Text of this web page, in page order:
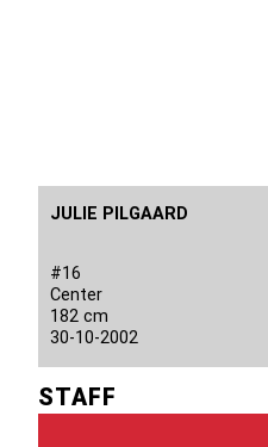
JULIE PILGAARD
#16
Center
182 cm
30-10-2002
STAFF